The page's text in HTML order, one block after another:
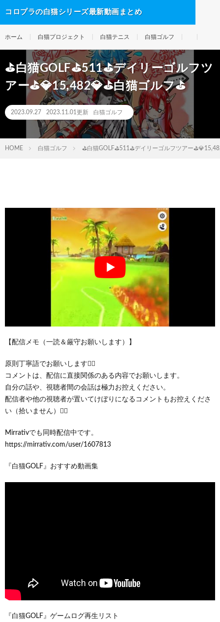
コロプラの白猫シリーズ最新動画まとめ
ホーム 白猫プロジェクト 白猫テニス 白猫ゴルフ
⛳白猫GOLF⛳511⛳デイリーゴルフツ
アー⛳💎15,482💎⛳白猫ゴルフ⛳
2023.09.27 2023.11.01更新 白猫ゴルフ
HOME 白猫ゴルフ ⛳白猫GOLF⛳511⛳デイリーゴルフツアー
【配信メモ（一読＆厳守お願いします）】
原則丁寧語でお願いします🙇‍♂️
コメントは、配信に直接関係のある内容でお願いします。
自分の話や、視聴者間の会話は極力お控えください。
配信者や他の視聴者が置いてけぼりになるコメントもお控えくださ
い（拾いません）🙇‍♂️
Mirrativでも同時配信中です。
https://mirrativ.com/user/1607813
『白猫GOLF』おすすめ動画集
『白猫GOLF』ゲームログ再生リスト